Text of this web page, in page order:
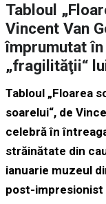
Tabloul
Vincent Van
împrumutat
„fragilităţii“
Tabloul „Floarea
soarelui“, de
celebră în
străinătate din
ianuarie muzeul
post-impresionist